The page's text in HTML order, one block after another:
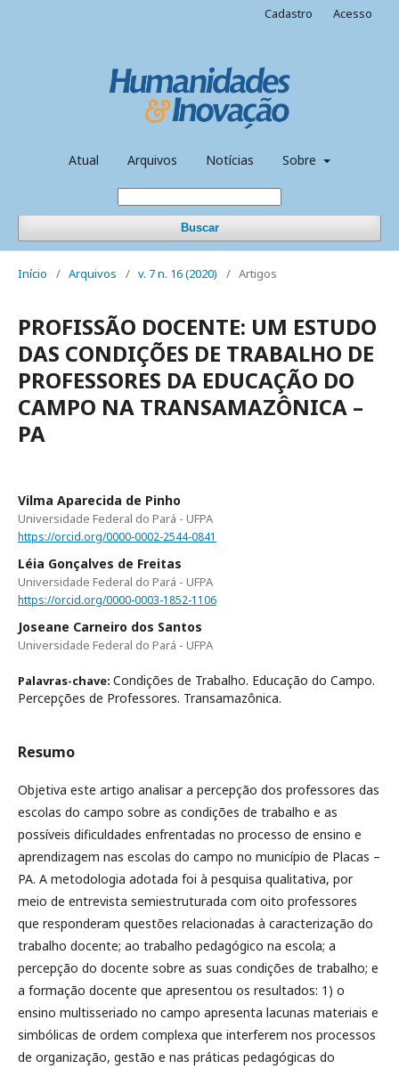
Atual Arquivos Notícias Sobre
Buscar
Cadastro Acesso
Início / Arquivos / v. 7 n. 16 (2020) / Artigos
PROFISSÃO DOCENTE: UM ESTUDO
DAS CONDIÇÕES DE TRABALHO DE
PROFESSORES DA EDUCAÇÃO DO
CAMPO NA TRANSAMAZÔNICA –
PA
Vilma Aparecida de Pinho
Universidade Federal do Pará - UFPA
https://orcid.org/0000-0002-2544-0841
Léia Gonçalves de Freitas
Universidade Federal do Pará - UFPA
https://orcid.org/0000-0003-1852-1106
Joseane Carneiro dos Santos
Universidade Federal do Pará - UFPA
Palavras-chave: Condições de Trabalho. Educação do Campo.
Percepções de Professores. Transamazônica.
Resumo
Objetiva este artigo analisar a percepção dos professores das
escolas do campo sobre as condições de trabalho e as
possíveis dificuldades enfrentadas no processo de ensino e
aprendizagem nas escolas do campo no município de Placas –
PA. A metodologia adotada foi à pesquisa qualitativa, por
meio de entrevista semiestruturada com oito professores
que responderam questões relacionadas à caracterização do
trabalho docente; ao trabalho pedagógico na escola; a
percepção do docente sobre as suas condições de trabalho; e
a formação docente que apresentou os resultados: 1) o
ensino multisseriado no campo apresenta lacunas materiais e
simbólicas de ordem complexa que interferem nos processos
de organização, gestão e nas práticas pedagógicas do